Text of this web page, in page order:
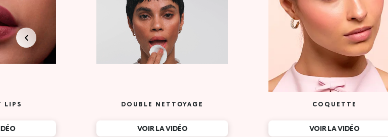
LIPS DOUBLE NETTOYAGE
VOIR LA VIDÉO
COQUETTE
VOIR LA VIDÉO